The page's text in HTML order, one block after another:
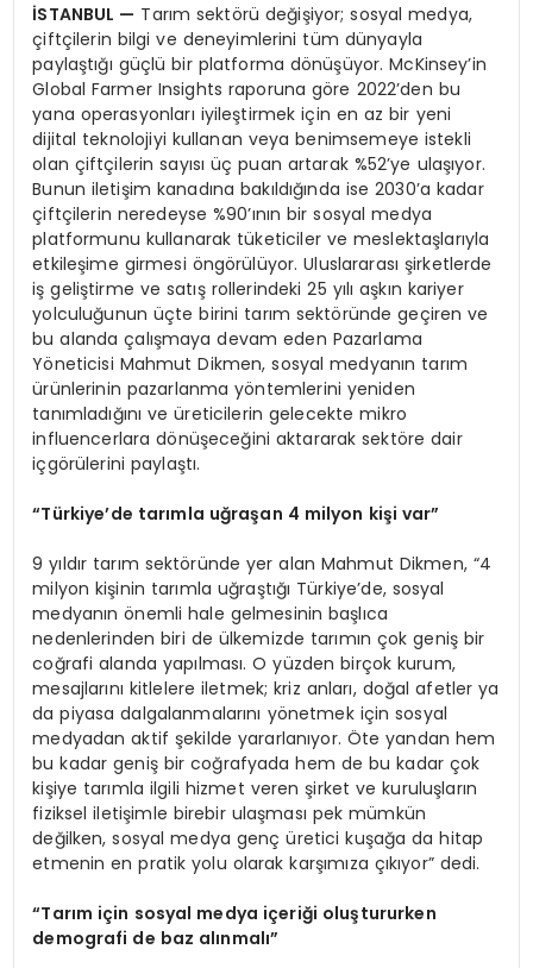
İSTANBUL — Tarım sektörü değişiyor; sosyal medya,
çiftçilerin bilgi ve deneyimlerini tüm dünyayla
paylaştığı güçlü bir platforma dönüşüyor. McKinsey’in
Global Farmer Insights raporuna göre 2022’den bu
yana operasyonları iyileştirmek için en az bir yeni
dijital teknolojiyi kullanan veya benimsemeye istekli
olan çiftçilerin sayısı üç puan artarak %52’ye ulaşıyor.
Bunun iletişim kanadına bakıldığında ise 2030’a kadar
çiftçilerin neredeyse %90’ının bir sosyal medya
platformunu kullanarak tüketiciler ve meslektaşlarıyla
etkileşime girmesi öngörülüyor. Uluslararası şirketlerde
iş geliştirme ve satış rollerindeki 25 yılı aşkın kariyer
yolculuğunun üçte birini tarım sektöründe geçiren ve
bu alanda çalışmaya devam eden Pazarlama
Yöneticisi Mahmut Dikmen, sosyal medyanın tarım
ürünlerinin pazarlanma yöntemlerini yeniden
tanımladığını ve üreticilerin gelecekte mikro
influencerlara dönüşeceğini aktararak sektöre dair
içgörülerini paylaştı.
“Türkiye’de tarımla uğraşan 4 milyon kişi var”
9 yıldır tarım sektöründe yer alan Mahmut Dikmen, “4
milyon kişinin tarımla uğraştığı Türkiye’de, sosyal
medyanın önemli hale gelmesinin başlıca
nedenlerinden biri de ülkemizde tarımın çok geniş bir
coğrafi alanda yapılması. O yüzden birçok kurum,
mesajlarını kitlelere iletmek; kriz anları, doğal afetler ya
da piyasa dalgalanmalarını yönetmek için sosyal
medyadan aktif şekilde yararlanıyor. Öte yandan hem
bu kadar geniş bir coğrafyada hem de bu kadar çok
kişiye tarımla ilgili hizmet veren şirket ve kuruluşların
fiziksel iletişimle birebir ulaşması pek mümkün
değilken, sosyal medya genç üretici kuşağa da hitap
etmenin en pratik yolu olarak karşımıza çıkıyor” dedi.
“Tarım için sosyal medya içeriği oluştururken
demografi de baz alınmalı”